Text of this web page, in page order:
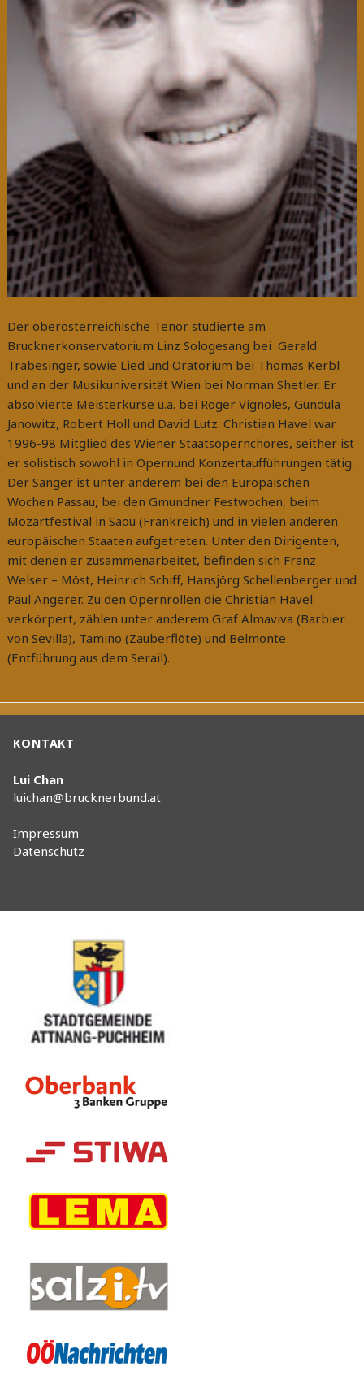
Der oberösterreichische Tenor studierte am
Brucknerkonservatorium Linz Sologesang bei Gerald
Trabesinger, sowie Lied und Oratorium bei Thomas Kerbl
und an der Musikuniversität Wien bei Norman Shetler. Er
absolvierte Meisterkurse u.a. bei Roger Vignoles, Gundula
Janowitz, Robert Holl und David Lutz. Christian Havel war
1996-98 Mitglied des Wiener Staatsopernchores, seither ist
er solistisch sowohl in Opernund Konzertaufführungen tätig.
Der Sänger ist unter anderem bei den Europäischen
Wochen Passau, bei den Gmundner Festwochen, beim
Mozartfestival in Saou (Frankreich) und in vielen anderen
europäischen Staaten aufgetreten. Unter den Dirigenten,
mit denen er zusammenarbeitet, befinden sich Franz
Welser – Möst, Heinrich Schiff, Hansjörg Schellenberger und
Paul Angerer. Zu den Opernrollen die Christian Havel
verkörpert, zählen unter anderem Graf Almaviva (Barbier
von Sevilla), Tamino (Zauberflöte) und Belmonte
(Entführung aus dem Serail).
Beitragsnavigation
KONTAKT
Lui Chan
luichan@brucknerbund.at
Impressum
Datenschutz